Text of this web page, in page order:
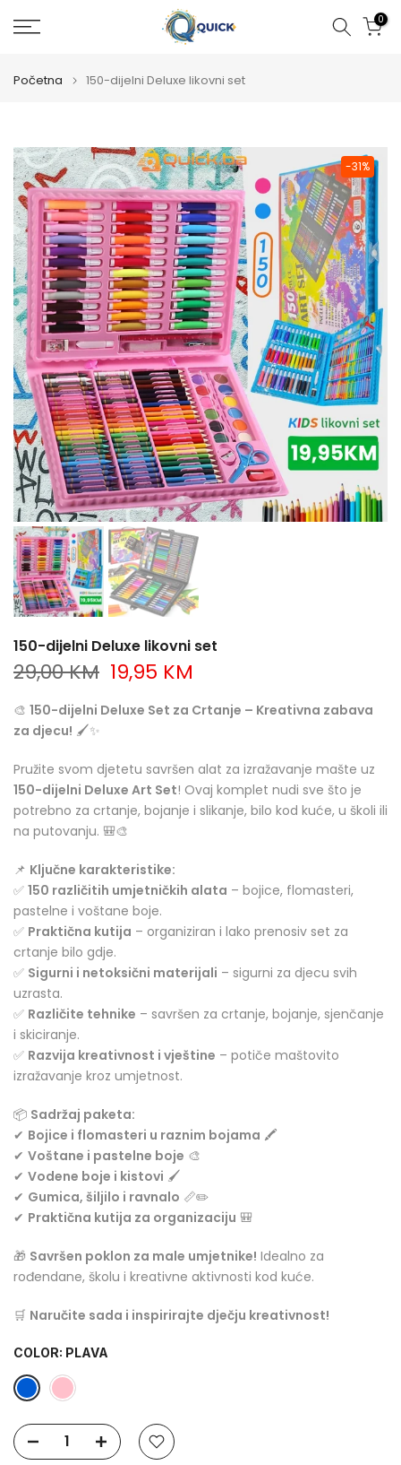
Preskoči
na
0
Početna 150-dijelni Deluxe likovni set
-31%
150-dijelni Deluxe likovni set
29,00 KM 19,95 KM
🎨 150-dijelni Deluxe Set za Crtanje – Kreativna zabava
za djecu! 🖌️✨
Pružite svom djetetu savršen alat za izražavanje mašte uz
150-dijelni Deluxe Art Set! Ovaj komplet nudi sve što je
potrebno za crtanje, bojanje i slikanje, bilo kod kuće, u školi ili
na putovanju. 🎒🎨
📌 Ključne karakteristike:
✅ 150 različitih umjetničkih alata – bojice, flomasteri,
pastelne i voštane boje.
✅ Praktična kutija – organiziran i lako prenosiv set za
crtanje bilo gdje.
✅ Sigurni i netoksični materijali – sigurni za djecu svih
uzrasta.
✅ Različite tehnike – savršen za crtanje, bojanje, sjenčanje
i skiciranje.
✅ Razvija kreativnost i vještine – potiče maštovito
izražavanje kroz umjetnost.
📦 Sadržaj paketa:
✔ Bojice i flomasteri u raznim bojama 🖍️
✔ Voštane i pastelne boje 🎨
✔ Vodene boje i kistovi 🖌️
✔ Gumica, šiljilo i ravnalo 📏✏️
✔ Praktična kutija za organizaciju 🎒
🎁 Savršen poklon za male umjetnike! Idealno za
rođendane, školu i kreativne aktivnosti kod kuće.
🛒 Naručite sada i inspirirajte dječju kreativnost!
COLOR: PLAVA